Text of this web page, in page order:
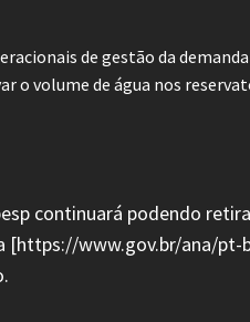
de gestão da
o volume de água nos
continuará podendo
[https://www.gov.br/ana/